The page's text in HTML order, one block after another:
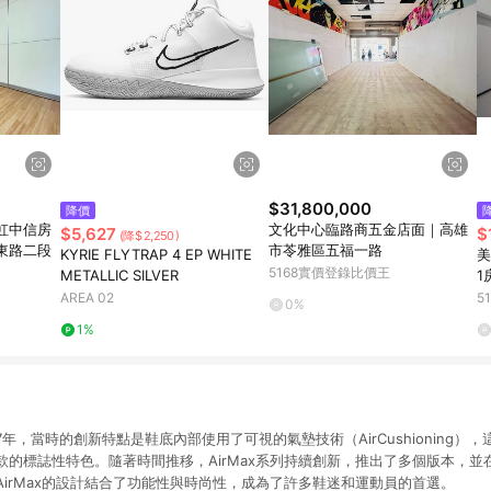
中信房
路二段
降價
$5,627 (降$2,250)
KYRIE FLYTRAP 4 EP WHITE
METALLIC SILVER
AREA 02
1%
$31,800,000
文化中心臨路商五金店面｜高雄
市苓雅區五福一路
5168實價登錄比價王
0%
1
路
，當時的創新特點是鞋底內部使用了可視的氣墊技術（AirCushioning），
的標誌性特色。隨著時間推移，AirMax系列持續創新，推出了多個版本，並
的設計結合了功能性與時尚性，成為了許多鞋迷和運動員的首選。